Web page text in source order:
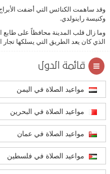
وقد ساهمت الكنائس التي أضفت
وكنيسة راينولدي.
وما زال قلب المدينة محافظاً على
الذي كان يعد الطريق التي يسلكها
قائمة الدول
مواعيد الصلاة في اليمن
مواعيد الصلاة في البحرين
مواعيد الصلاة في عمان
مواعيد الصلاة في فلسطين